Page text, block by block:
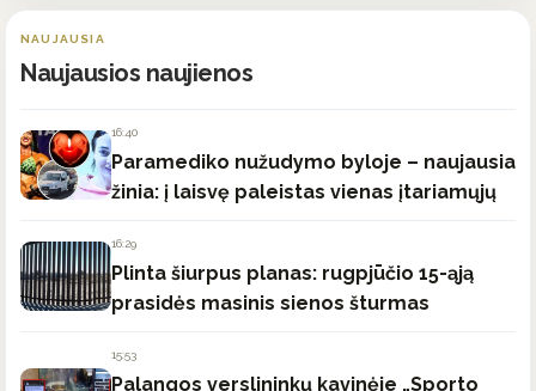
NAUJAUSIA
Naujausios naujienos
16:40
Paramediko nužudymo byloje – naujausia
žinia: į laisvę paleistas vienas įtariamųjų
16:29
Plinta šiurpus planas: rugpjūčio 15-ąją
prasidės masinis sienos šturmas
15:53
Palangos verslininkų kavinėje „Sporto